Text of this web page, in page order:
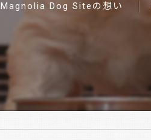
Magnolia Dog Siteの想い